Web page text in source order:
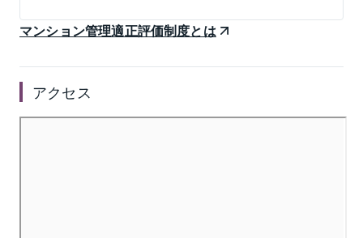
マンション管理適正評価制度とは
アクセス